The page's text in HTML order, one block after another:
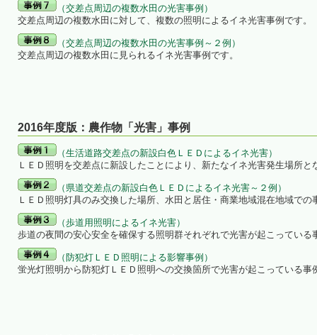
（交差点周辺の複数水田の光害事例）
交差点周辺の複数水田に対して、複数の照明によるイネ光害事例です。
（交差点周辺の複数水田の光害事例～２例）
交差点周辺の複数水田に見られるイネ光害事例です。
2016年度版：農作物「光害」事例
（生活道路交差点の新設白色ＬＥＤによるイネ光害）
ＬＥＤ照明を交差点に新設したことにより、新たなイネ光害発生場所と
（県道交差点の新設白色ＬＥＤによるイネ光害～２例）
ＬＥＤ照明灯具のみ交換した場所、水田と居住・商業地域混在地域での
（歩道用照明によるイネ光害）
歩道の夜間の安心安全を確保する照明群それぞれで光害が起こっている
（防犯灯ＬＥＤ照明による影響事例）
蛍光灯照明から防犯灯ＬＥＤ照明への交換箇所で光害が起こっている事